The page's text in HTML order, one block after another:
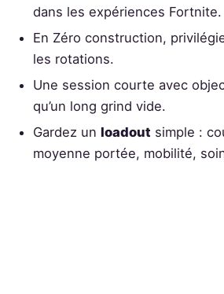
dans les expériences Fortnite.
En Zéro construction,
les rotations.
Une session courte avec
qu’un long grind vide.
Gardez un loadout simple :
moyenne portée, mobilité,